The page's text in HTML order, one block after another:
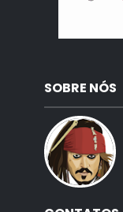
SOBRE NÓS